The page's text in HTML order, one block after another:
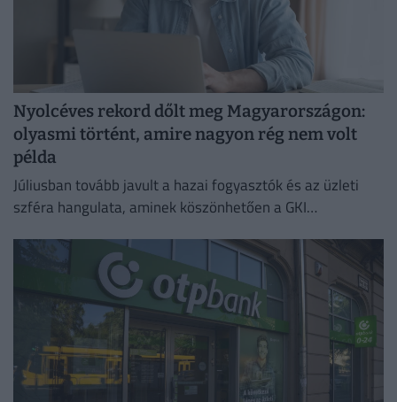
Nyolcéves rekord dőlt meg Magyarországon:
olyasmi történt, amire nagyon rég nem volt
példa
Júliusban tovább javult a hazai fogyasztók és az üzleti
szféra hangulata, aminek köszönhetően a GKI